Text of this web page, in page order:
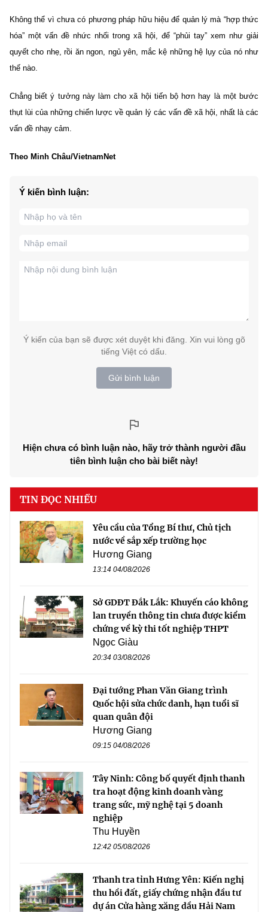
Không thể vì chưa có phương pháp hữu hiệu để quản lý mà “hợp thức
hóa” một vấn đề nhức nhối trong xã hội, để “phủi tay” xem như giải
quyết cho nhẹ, rồi ăn ngon, ngủ yên, mắc kệ những hệ lụy của nó như
thế nào.
Chẳng biết ý tưởng này làm cho xã hội tiến bộ hơn hay là một bước
thụt lùi của những chiến lược về quản lý các vấn đề xã hội, nhất là các
vấn đề nhạy cảm.
Theo Minh Châu/VietnamNet
Ý kiến bình luận:
Ý kiến của bạn sẽ được xét duyệt khi đăng. Xin vui lòng gõ
tiếng Việt có dấu.
Gửi bình luận
Hiện chưa có bình luận nào, hãy trở thành người đầu
tiên bình luận cho bài biết này!
TIN ĐỌC NHIỀU
Yêu cầu của Tổng Bí thư, Chủ tịch
nước về sắp xếp trường học
Hương Giang
13:14 04/08/2026
Sở GDĐT Đắk Lắk: Khuyến cáo không
lan truyền thông tin chưa được kiểm
chứng về kỳ thi tốt nghiệp THPT
Ngọc Giàu
20:34 03/08/2026
Đại tướng Phan Văn Giang trình
Quốc hội sửa chức danh, hạn tuổi sĩ
quan quân đội
Hương Giang
09:15 04/08/2026
Tây Ninh: Công bố quyết định thanh
tra hoạt động kinh doanh vàng
trang sức, mỹ nghệ tại 5 doanh
nghiệp
Thu Huyền
12:42 05/08/2026
Thanh tra tỉnh Hưng Yên: Kiến nghị
thu hồi đất, giấy chứng nhận đầu tư
dự án Cửa hàng xăng dầu Hải Nam